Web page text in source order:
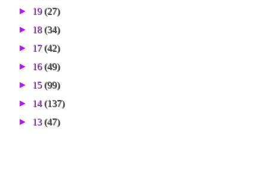
► 19(27)
► 18(34)
► 17(42)
► 16(49)
► 15(99)
► 14(137)
► 13(47)